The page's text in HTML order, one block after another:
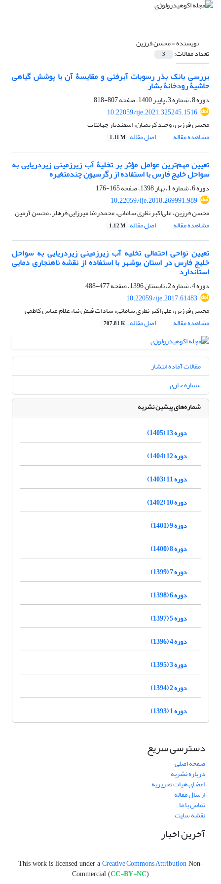
نویسنده =محسن فرزین
تعداد مقالات: 3
بررسی بانک بذر رسوبات آبرفتی و مقایسۀ آن با پوشش گیاهی
حاشیۀ‏ رودخانۀ بشار
دوره 8، شماره 3، پاییز 1400، صفحه
807-818
10.22059/ije.2021.325245.1516
محسن فرزین، وحید کریمیان، اسفندیار جهانتاب
مشاهده مقاله
اصل مقاله 1.11 M
تعیین مهم‌ترین عوامل مؤثر بر تخلیۀ آب زیرزمینی زیردریایی به
سواحل خلیج فارس با استفاده از رگرسیون چندمتغیره
دوره 6، شماره 1، بهار 1398، صفحه
165-176
10.22059/ije.2018.269991.989
محسن فرزین، علی‌اکبر نظری سامانی، محمدرضا میرزایی قرهلر، محسن آرمین
مشاهده مقاله
اصل مقاله 1.12 M
تعیین نواحی احتمالی تخلیه آب زیرزمینی زیردریایی به سواحل
خلیج فارس در استان بوشهر با استفاده از نقشه ناهنجاری دمایی
استاندارد
دوره 4، شماره 2، تابستان 1396، صفحه
477-488
10.22059/ije.2017.61483
محسن فرزین، علی اکبر نظری سامانی، سادات فیض نیا، غلام عباس کاظمی
مشاهده مقاله
اصل مقاله 707.81 K
مقالات آماده انتشار
شماره جاری
شماره‌های پیشین نشریه
دوره 13 (1405)
دوره 12 (1404)
دوره 11 (1403)
دوره 10 (1402)
دوره 9 (1401)
دوره 8 (1400)
دوره 7 (1399)
دوره 6 (1398)
دوره 5 (1397)
دوره 4 (1396)
دوره 3 (1395)
دوره 2 (1394)
دوره 1 (1393)
دسترسی سریع
صفحه اصلی
درباره نشریه
اعضای هیات تحریریه
ارسال مقاله
تماس با ما
نقشه سایت
آخرین اخبار
This work is licensed under a Creative Commons Attribution Non-
Commercial (CC-BY-NC)